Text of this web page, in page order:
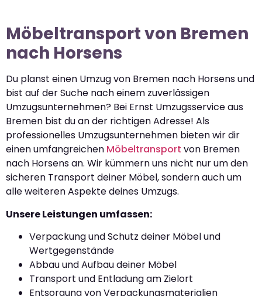
Möbeltransport von Bremen
nach Horsens
Du planst einen Umzug von Bremen nach Horsens und
bist auf der Suche nach einem zuverlässigen
Umzugsunternehmen? Bei Ernst Umzugsservice aus
Bremen bist du an der richtigen Adresse! Als
professionelles Umzugsunternehmen bieten wir dir
einen umfangreichen Möbeltransport von Bremen
nach Horsens an. Wir kümmern uns nicht nur um den
sicheren Transport deiner Möbel, sondern auch um
alle weiteren Aspekte deines Umzugs.
Unsere Leistungen umfassen:
Verpackung und Schutz deiner Möbel und
Wertgegenstände
Abbau und Aufbau deiner Möbel
Transport und Entladung am Zielort
Entsorgung von Verpackungsmaterialien